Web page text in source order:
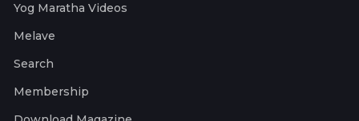
Yog Maratha Videos
Melave
Search
Membership